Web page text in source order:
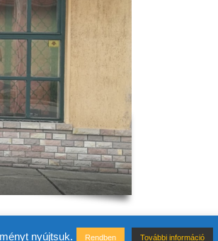
nyújtsuk. Rendben További információ